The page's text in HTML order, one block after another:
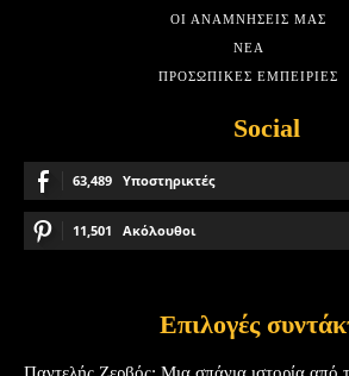
ΟΙ ΑΝΑΜΝΉΣΕΙΣ ΜΑΣ
ΝΈΑ
ΠΡΟΣΩΠΙΚΈΣ ΕΜΠΕΙΡΊΕΣ
Social
63,489 Υποστηρικτές
11,501 Ακόλουθοι
Επιλογές